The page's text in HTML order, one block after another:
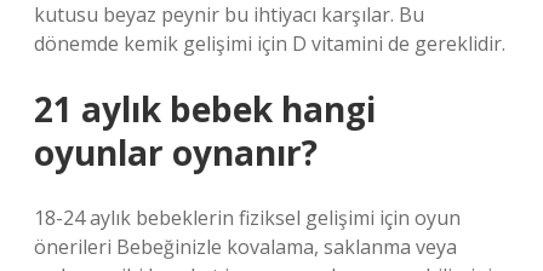
kutusu beyaz peynir bu ihtiyacı karşılar. Bu
dönemde kemik gelişimi için D vitamini de gereklidir.
21 aylık bebek hangi
oyunlar oynanır?
18-24 aylık bebeklerin fiziksel gelişimi için oyun
önerileri Bebeğinizle kovalama, saklanma veya